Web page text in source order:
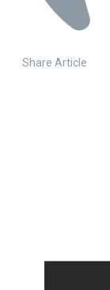
Share Article